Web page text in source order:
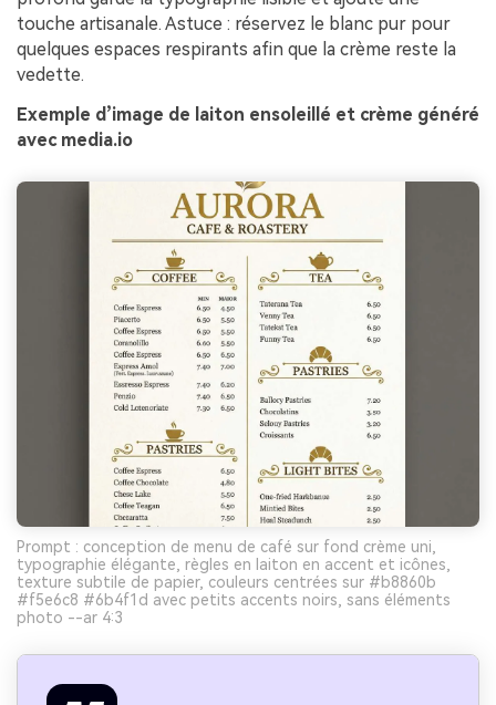
touche artisanale. Astuce : réservez le blanc pur pour
quelques espaces respirants afin que la crème reste la
vedette.
Exemple d’image de laiton ensoleillé et crème généré
avec media.io
Prompt : conception de menu de café sur fond crème uni,
typographie élégante, règles en laiton en accent et icônes,
texture subtile de papier, couleurs centrées sur #b8860b
#f5e6c8 #6b4f1d avec petits accents noirs, sans éléments
photo --ar 4:3